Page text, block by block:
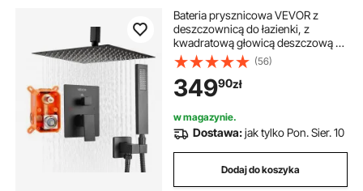
Bateria prysznicowa VEVOR z
deszczownicą do łazienki, z
kwadratową głowicą deszczową o
średnicy 254 mm i słuchawką
prysznicową, montowana na
suficie bateria łazienkowa z
zaworem mosiężnym i zestawem
wykończeniowym, matowa czerń
(56)
34990zł
w magazynie.
Dostawa:jak tylko Pon. Sier. 10
Dodaj do koszyka